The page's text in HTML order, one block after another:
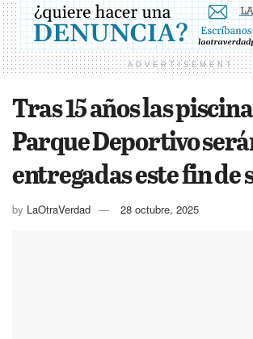
ADVERTISEMENT
Tras 15 años las
Parque Deportivo
entregadas este fin de
by LaOtraVerdad 28 octubre, 2025